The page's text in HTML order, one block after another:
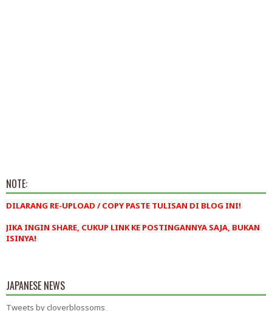
NOTE:
DILARANG RE-UPLOAD / COPY PASTE TULISAN DI BLOG INI!
JIKA INGIN SHARE, CUKUP LINK KE POSTINGANNYA SAJA, BUKAN
ISINYA!
JAPANESE NEWS
Tweets by cloverblossoms_